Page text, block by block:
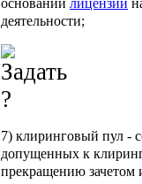
основании лицензии
деятельности;
7) клиринговый пул -
допущенных к
прекращению